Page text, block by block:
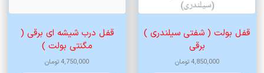
قفل بولت ( شفتی سیلندری )
برقی
4,850,000تومان
قفل درب شیشه ای برقی (
مگنتی بولت )
4,750,000تومان